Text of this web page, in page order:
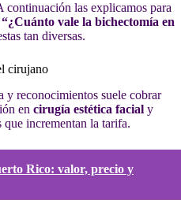
continuación las explicamos para
“¿Cuánto vale la bichectomía en
tan diversas.
cirujano
reconocimientos suele cobrar
en cirugía estética facial y
que incrementan la tarifa.
Rico: valor, precio y